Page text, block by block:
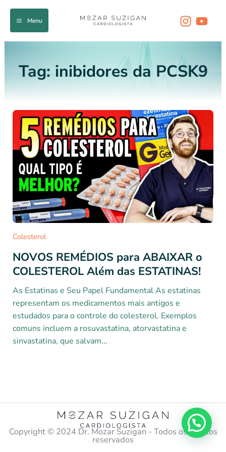
Menu
Tag: inibidores da PCSK9
Colesterol
NOVOS REMÉDIOS para ABAIXAR o
COLESTEROL Além das ESTATINAS!
As Estatinas e Seu Papel Fundamental As estatinas
representam os medicamentos mais antigos e
estudados para o controle do colesterol. Exemplos
comuns incluem a rosuvastatina, atorvastatina e
sinvastatina, que salvam...
Copyright ©️ 2024 Dr. Mozar Suzigan - Todos os direitos
reservados